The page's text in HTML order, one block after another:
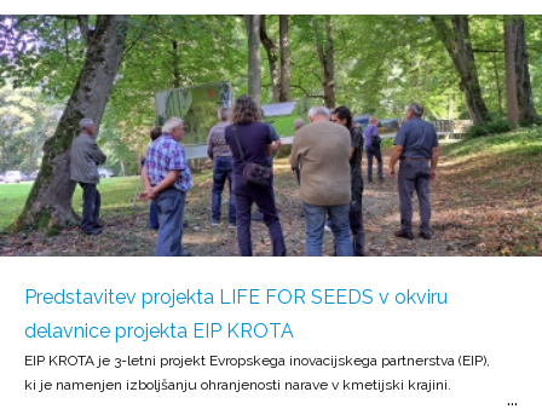
Predstavitev projekta LIFE FOR SEEDS v okviru
delavnice projekta EIP KROTA
EIP KROTA je 3-letni projekt Evropskega inovacijskega partnerstva (EIP),
ki je namenjen izboljšanju ohranjenosti narave v kmetijski krajini.